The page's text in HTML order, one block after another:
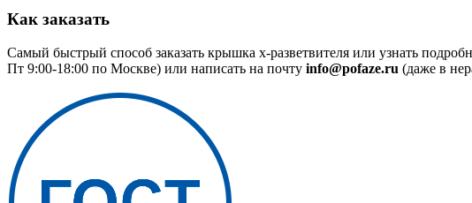
Как заказать
Самый быстрый способ заказать крышка х-разветвителя или узнать
Пт 9:00-18:00 по Москве) или написать на почту info@pofaze.ru (даже в